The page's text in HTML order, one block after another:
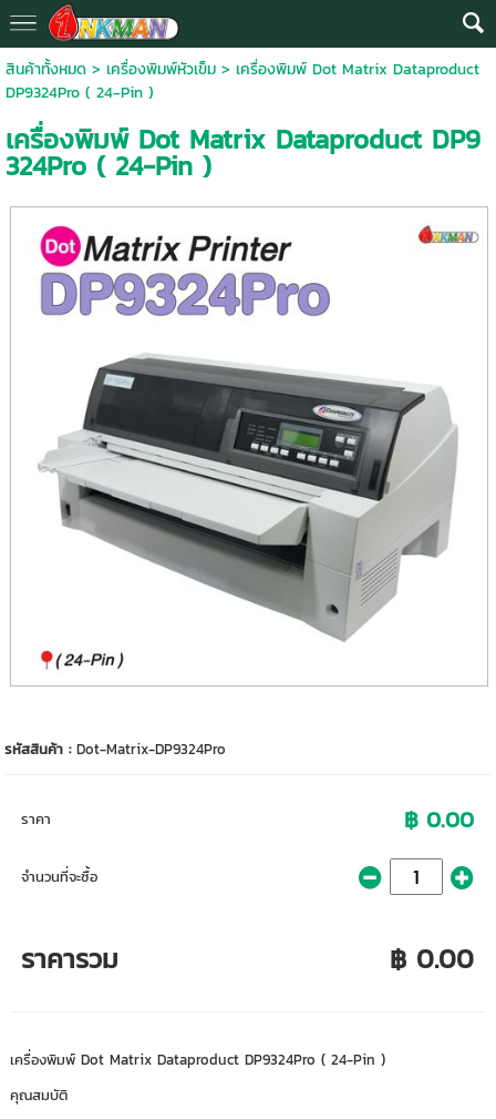
สินค้าทั้งหมด> เครื่องพิมพ์หัวเข็ม> เครื่องพิมพ์ Dot Matrix Dataproduct
DP9324Pro ( 24-Pin )
เครื่องพิมพ์ Dot Matrix Dataproduct DP9
324Pro ( 24-Pin )
รหัสสินค้า :Dot-Matrix-DP9324Pro
ราคา ฿ 0.00
จำนวนที่จะซื้อ
ราคารวม ฿ 0.00
เครื่องพิมพ์ Dot Matrix Dataproduct DP9324Pro ( 24-Pin )
คุณสมบัติ